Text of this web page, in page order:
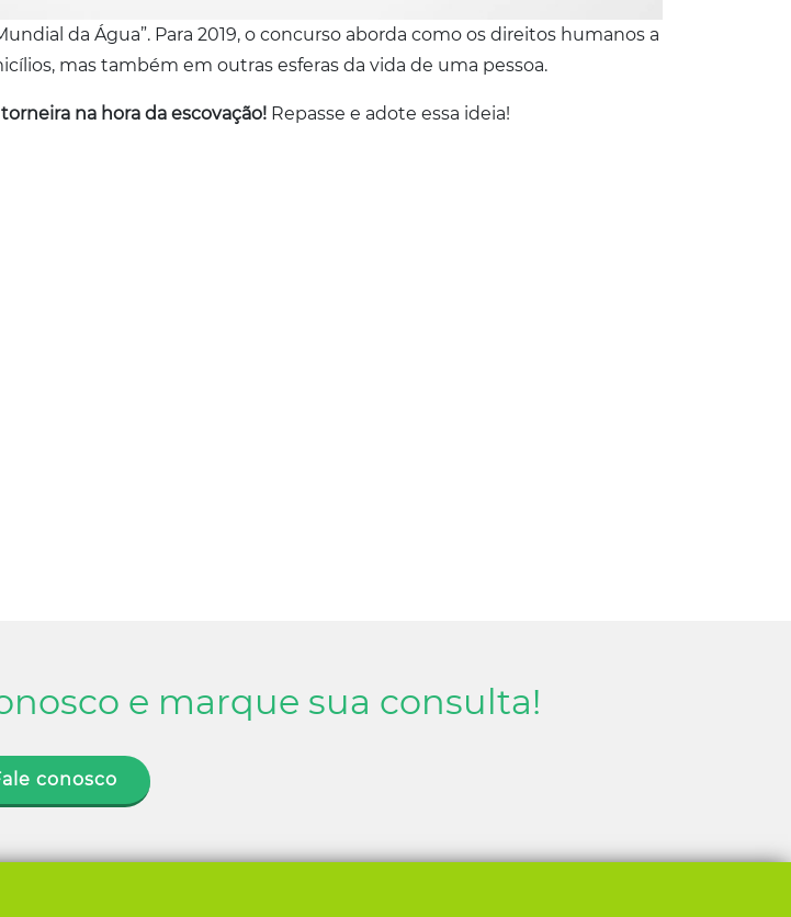
da Água”. Para 2019, o concurso aborda como os direitos humanos a
mas também em outras esferas da vida de uma pessoa.
na hora da escovação! Repasse e adote essa ideia!
e marque sua consulta!
conosco